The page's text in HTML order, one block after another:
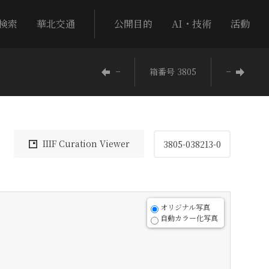
索 華北交通 公開目的 AI・技術 活動
− 箱番号 3805 −
IIIF Curation Viewer 3805-038213-0
オリジナル写真
自動カラー化写真